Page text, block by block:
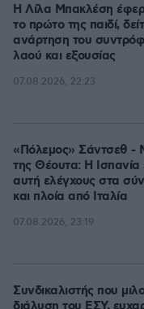
Η Λίλα Μπακλέση
το πρώτο της παιδί,
ανάρτηση του
λαού και εξουσίας
07.08.2026, 22:23
«Πόλεμος» Σάντσεθ -
της Θέουτα: Η Ισπανία
αυτή ελέγχους στα
και πλοία από Ιταλία
07.08.2026, 23:19
Συνδικαλιστής που